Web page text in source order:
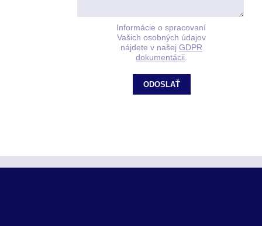
Informácie o spracovaní
Vašich osobných údajov
nájdete v našej GDPR
dokumentácii
ODOSLAŤ